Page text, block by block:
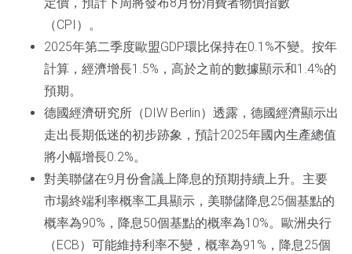
（CPI）。
2025年第二季度歐盟GDP環比保持在0.1%不變。按年
計算，經濟增長1.5%，高於之前的數據顯示和1.4%的
預期。
德國經濟研究所（DIW Berlin）透露，德國經濟顯示出
走出長期低迷的初步跡象，預計2025年國內生產總值
將小幅增長0.2%。
對美聯儲在9月份會議上降息的預期持續上升。主要
市場終端利率概率工具顯示，美聯儲降息25個基點的
概率為90%，降息50個基點的概率為10%。歐洲央行
（ECB）可能維持利率不變，概率為91%，降息25個